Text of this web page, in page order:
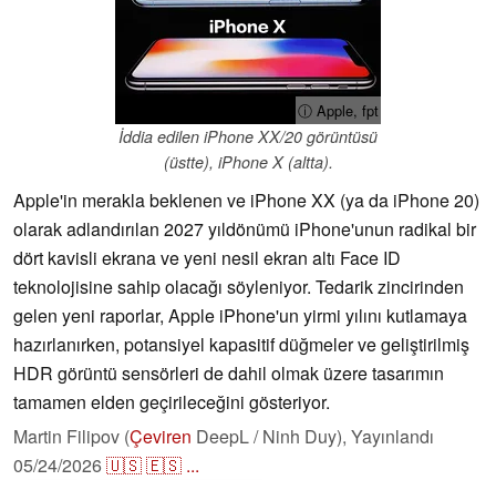
ⓘ Apple, fpt
İddia edilen iPhone XX/20 görüntüsü
(üstte), iPhone X (altta).
Apple'in merakla beklenen ve iPhone XX (ya da iPhone 20)
olarak adlandırılan 2027 yıldönümü iPhone'unun radikal bir
dört kavisli ekrana ve yeni nesil ekran altı Face ID
teknolojisine sahip olacağı söyleniyor. Tedarik zincirinden
gelen yeni raporlar, Apple iPhone'un yirmi yılını kutlamaya
hazırlanırken, potansiyel kapasitif düğmeler ve geliştirilmiş
HDR görüntü sensörleri de dahil olmak üzere tasarımın
tamamen elden geçirileceğini gösteriyor.
Martin Filipov (Çeviren DeepL / Ninh Duy), Yayınlandı
05/24/2026🇺🇸🇪🇸 ...